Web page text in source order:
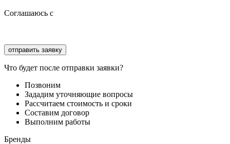
Соглашаюсь с
Что будет после отправки заявки?
Позвоним
Зададим уточняющие вопросы
Рассчитаем стоимость и сроки
Составим договор
Выполним работы
Бренды